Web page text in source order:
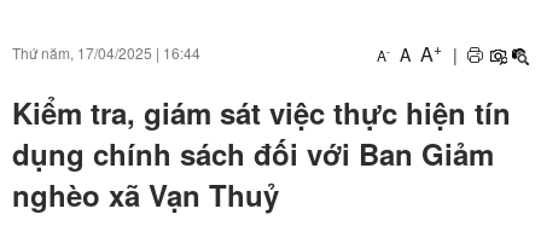
Thứ năm, 17/04/2025 | 16:44 A- A A+ |
Kiểm tra, giám sát việc thực hiện tín
dụng chính sách đối với Ban Giảm
nghèo xã Vạn Thuỷ